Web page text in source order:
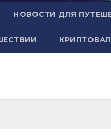
НОВОСТИ ДЛЯ